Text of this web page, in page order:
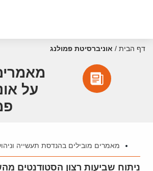
דף הבית / אוניברסיטת פמולנג
על
מאמרים מובילים בהנדסת תעשייה
ניתוח שביעות רצון הסטודנטים